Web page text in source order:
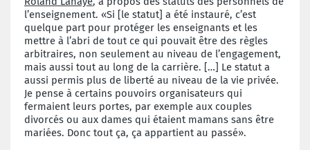
l’enseignement. «Si [le statut] a été instauré, c’est
quelque part pour protéger les enseignants et les
mettre à l’abri de tout ce qui pouvait être des règles
arbitraires, non seulement au niveau de l’engagement,
mais aussi tout au long de la carrière. […] Le statut a
aussi permis plus de liberté au niveau de la vie privée.
Je pense à certains pouvoirs organisateurs qui
fermaient leurs portes, par exemple aux couples
divorcés ou aux dames qui étaient mamans sans être
mariées. Donc tout ça, ça appartient au passé».